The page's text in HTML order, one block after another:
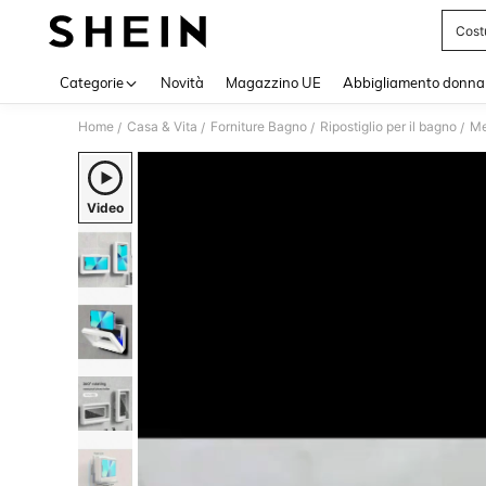
Categorie Novità Magazzino UE Abbigliamento donna
Home / Casa & Vita / Forniture Bagno / Ripostiglio per il bagno /
Video